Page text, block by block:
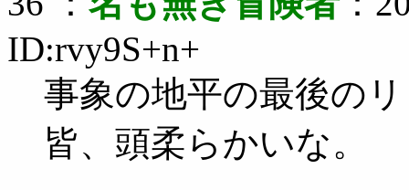
ID:rvy9S+n+
事象の地平の最後の
皆、頭柔らかいな。